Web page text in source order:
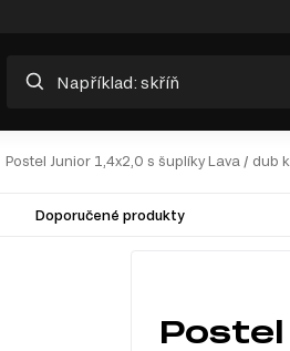
Postel Junior 1,4x2,0 s šuplíky Lava / dub
Doporučené produkty